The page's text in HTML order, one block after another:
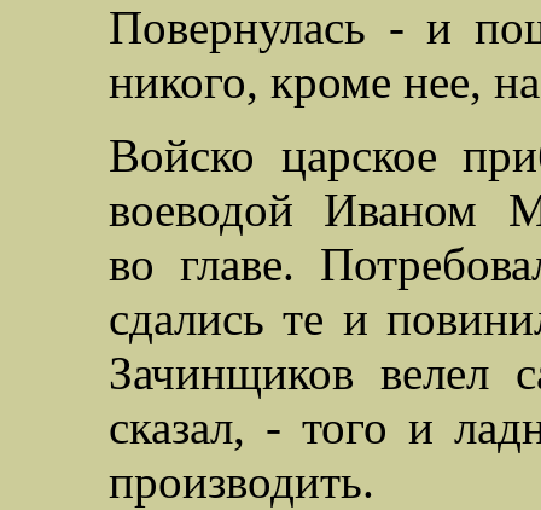
Повернулась - и
никого, кроме нее,
Войско царское
воеводой Иваном
во главе.
сдались те и
Зачинщиков велел
сказал, - того и
производить.